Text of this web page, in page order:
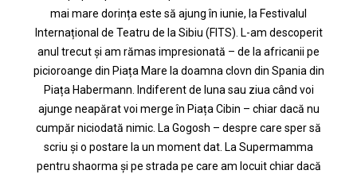
mai mare dorința este să ajung în iunie, la Festivalul
Internațional de Teatru de la Sibiu (FITS). L-am descoperit
anul trecut și am rămas impresionată – de la africanii pe
picioroange din Piața Mare la doamna clovn din Spania din
Piața Habermann. Indiferent de luna sau ziua când voi
ajunge neapărat voi merge în Piața Cibin – chiar dacă nu
cumpăr niciodată nimic. La Gogosh – despre care sper să
scriu și o postare la un moment dat. La Supermamma
pentru shaorma și pe strada pe care am locuit chiar dacă